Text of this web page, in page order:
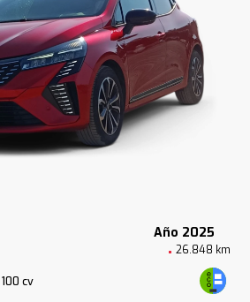
Año 2025
26.848 km
100 cv